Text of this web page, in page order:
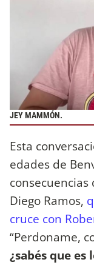
JEY MAMMÓN.
Esta
edades de
Diego Ramos,
cruce con
“Perdoname,
¿sabés que